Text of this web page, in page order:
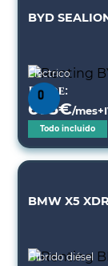
BYD
Eléctrico
Desde:
673€/
Todo incluido
BMW X5
Híbrido diésel